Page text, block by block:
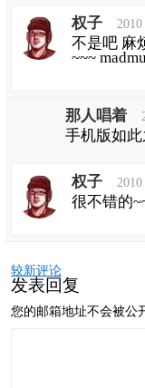
权子
不是吧 麻
~~~
那人唱着
手机版如
权子
很不错的
评
论
导
航
较新评论
发表回复
您的邮箱地址不会被公